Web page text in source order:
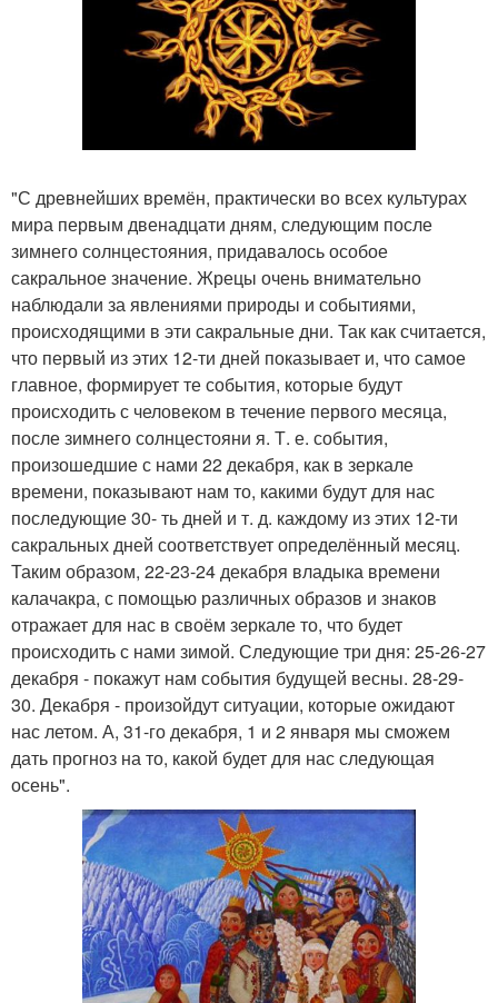
"С древнейших времён, практически во всех культурах
мира первым двенадцати дням, следующим после
зимнего солнцестояния, придавалось особое
сакральное значение. Жрецы очень внимательно
наблюдали за явлениями природы и событиями,
происходящими в эти сакральные дни. Так как считается,
что первый из этих 12-ти дней показывает и, что самое
главное, формирует те события, которые будут
происходить с человеком в течение первого месяца,
после зимнего солнцестояни я. Т. е. события,
произошедшие с нами 22 декабря, как в зеркале
времени, показывают нам то, какими будут для нас
последующие 30- ть дней и т. д. каждому из этих 12-ти
сакральных дней соответствует определённый месяц.
Таким образом, 22-23-24 декабря владыка времени
калачакра, с помощью различных образов и знаков
отражает для нас в своём зеркале то, что будет
происходить с нами зимой. Следующие три дня: 25-26-27
декабря - покажут нам события будущей весны. 28-29-
30. Декабря - произойдут ситуации, которые ожидают
нас летом. А, 31-го декабря, 1 и 2 января мы сможем
дать прогноз на то, какой будет для нас следующая
осень".